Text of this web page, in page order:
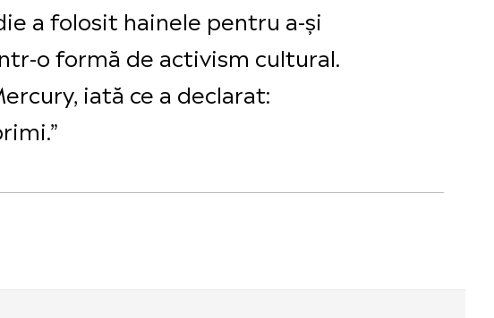
a folosit hainele pentru a-și
o formă de activism cultural.
iată ce a declarat: